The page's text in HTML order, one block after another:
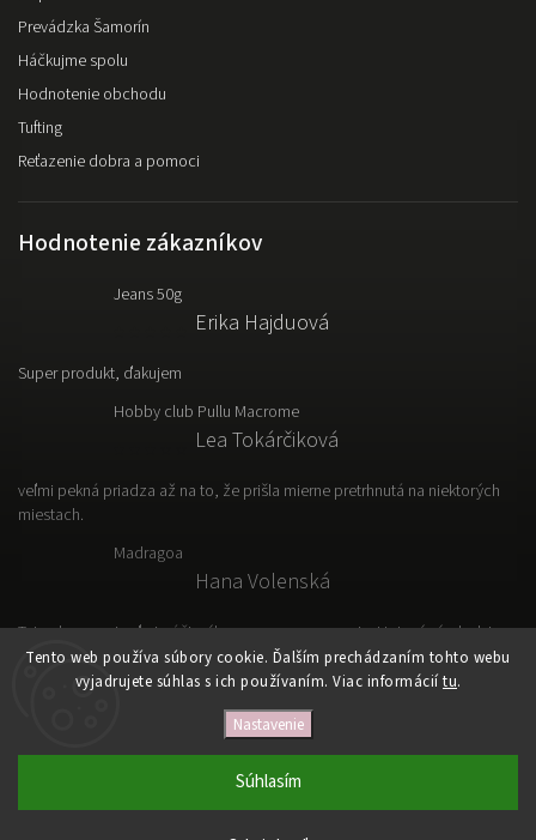
Tento web používa súbory cookie. Ďalším prechádzaním tohto webu
vyjadrujete súhlas s ich používaním. Viac informácií tu.
Nastavenie
Súhlasím
Prevádzka Šamorín
Háčkujme spolu
Hodnotenie obchodu
Tufting
Reťazenie dobra a pomoci
Hodnotenie zákazníkov
Jeans 50g
Erika Hajduová
Super produkt, ďakujem
Hobby club Pullu Macrome
Lea Tokárčiková
veľmi pekná priadza až na to, že prišla mierne pretrhnutá na niektorých
miestach.
Madragoa
Hana Volenská
Tato vlna sa mi veľmi páči, výborne sa s nou pracuje. Hotový výrobok je
ľahký, vzdušný a prakticky.
VLNKOVO
Upraviť nastavenie cookies